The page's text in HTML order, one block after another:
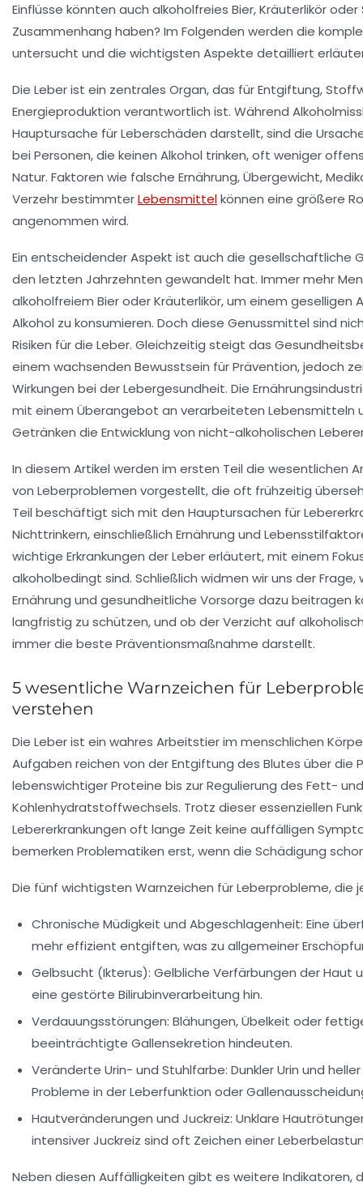
Einflüsse könnten auch alkoholfreies Bier, Kräuterlikör
Zusammenhang haben? Im Folgenden werden die
untersucht und die wichtigsten Aspekte detailliert
Die Leber ist ein zentrales Organ, das für Entgiftung,
Energieproduktion verantwortlich ist. Während
Hauptursache für Leberschäden darstellt, sind die
bei Personen, die keinen Alkohol trinken, oft weniger
Natur. Faktoren wie falsche Ernährung, Übergewicht,
Verzehr bestimmterLebensmittelkönnen eine größere
angenommen wird.
Ein entscheidender Aspekt ist auch die gesellschaftliche
den letzten Jahrzehnten gewandelt hat. Immer mehr
alkoholfreiem Bier oder Kräuterlikör, um einem geselligen
Alkohol zu konsumieren. Doch diese Genussmittel sind
Risiken für die Leber. Gleichzeitig steigt das
einem wachsenden Bewusstsein für Prävention, jedoch
Wirkungen bei der Lebergesundheit. Die
mit einem Überangebot an verarbeiteten Lebensmitteln
Getränken die Entwicklung von nicht-alkoholischen
In diesem Artikel werden im ersten Teil die wesentlichen
von Leberproblemen vorgestellt, die oft frühzeitig
Teil beschäftigt sich mit den Hauptursachen für
Nichttrinkern, einschließlich Ernährung und
wichtige Erkrankungen der Leber erläutert, mit einem
alkoholbedingt sind. Schließlich widmen wir uns der
Ernährung und gesundheitliche Vorsorge dazu beitragen
langfristig zu schützen, und ob der Verzicht auf
immer die beste Präventionsmaßnahme darstellt.
5 wesentliche Warnzeichen für
verstehen
Die Leber ist ein wahres Arbeitstier im menschlichen
Aufgaben reichen von der Entgiftung des Blutes über die
lebenswichtiger Proteine bis zur Regulierung des Fett- und
Kohlenhydratstoffwechsels. Trotz dieser essenziellen
Lebererkrankungen oft lange Zeit keine auffälligen
bemerken Problematiken erst, wenn die Schädigung
Die fünf wichtigsten Warnzeichen für Leberprobleme, die
Chronische Müdigkeit und Abgeschlagenheit: Eine
mehr effizient entgiften, was zu allgemeiner
Gelbsucht (Ikterus): Gelbliche Verfärbungen der Haut
eine gestörte Bilirubinverarbeitung hin.
Verdauungsstörungen: Blähungen, Übelkeit oder
beeinträchtigte Gallensekretion hindeuten.
Veränderte Urin- und Stuhlfarbe: Dunkler Urin und
Probleme in der Leberfunktion oder
Hautveränderungen und Juckreiz: Unklare
intensiver Juckreiz sind oft Zeichen einer
Neben diesen Auffälligkeiten gibt es weitere Indikatoren,